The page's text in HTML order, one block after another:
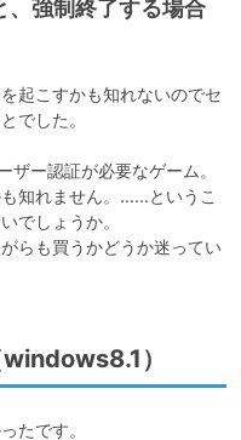
、強制終了する場合
起こすかも知れないのでセ
でした。
ー認証が必要なゲーム。
知れません。……というこ
でしょうか。
らも買うかどうか迷ってい
）
たです。